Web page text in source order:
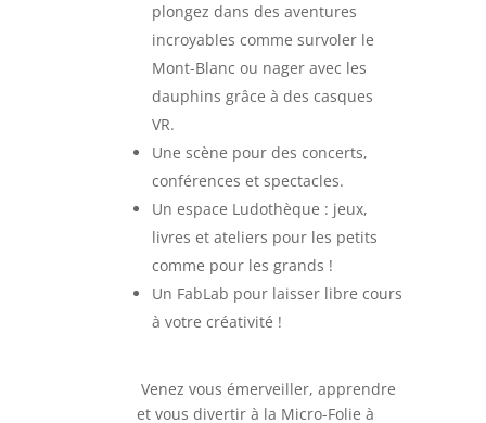
plongez dans des aventures
incroyables comme survoler le
Mont-Blanc ou nager avec les
dauphins grâce à des casques
VR.
Une scène pour des concerts,
conférences et spectacles.
Un espace Ludothèque : jeux,
livres et ateliers pour les petits
comme pour les grands !
Un FabLab pour laisser libre cours
à votre créativité !
Venez vous émerveiller, apprendre
et vous divertir à la Micro-Folie à